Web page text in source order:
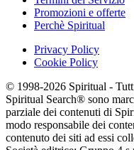
Promozioni e offerte
Perchè Spiritual
Privacy Policy
Cookie Policy
© 1998-2026 Spiritual -
Spiritual Search® sono
parziale dei contenuti di
modo responsabile dei
contenuto dei siti ad essi